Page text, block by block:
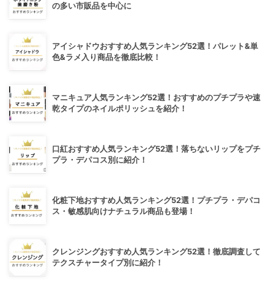
の多い市販品を中心に
アイシャドウおすすめ人気ランキング52選！パレット&単
色&ラメ入り商品を徹底比較！
マニキュア人気ランキング52選！おすすめのプチプラや速
乾タイプのネイルポリッシュを紹介！
口紅おすすめ人気ランキング52選！落ちないリップをプチ
プラ・デパコス別に紹介！
化粧下地おすすめ人気ランキング52選！プチプラ・デパコ
ス・敏感肌向けナチュラル商品も登場！
クレンジングおすすめ人気ランキング52選！徹底調査して
テクスチャータイプ別に紹介！